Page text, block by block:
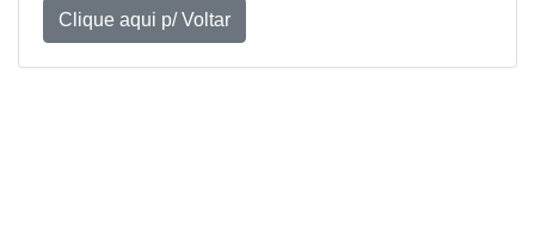
Clique aqui p/ Voltar